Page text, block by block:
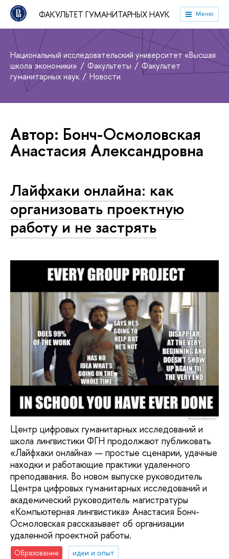
ФАКУЛЬТЕТ ГУМАНИТАРНЫХ НАУК Меню
Национальный исследовательский университет «Высшая
школа экономики»
Факультеты
Факультет
гуманитарных наук
Новости
Автор: Бонч-Осмоловская
Анастасия Александровна
Лайфхаки онлайна: как
организовать проектную
работу и не застрять
Центр цифровых гуманитарных исследований и
школа лингвистики ФГН продолжают публиковать
«Лайфхаки онлайна» — простые сценарии, удачные
находки и работающие практики удаленного
преподавания. Во новом выпуске руководитель
Центра цифровых гуманитарных исследований и
академический руководитель магистратуры
«Компьютерная лингвистика» Анастасия Бонч-
Осмоловская рассказывает об организации
удаленной проектной работы.
Образование
идеи и опыт